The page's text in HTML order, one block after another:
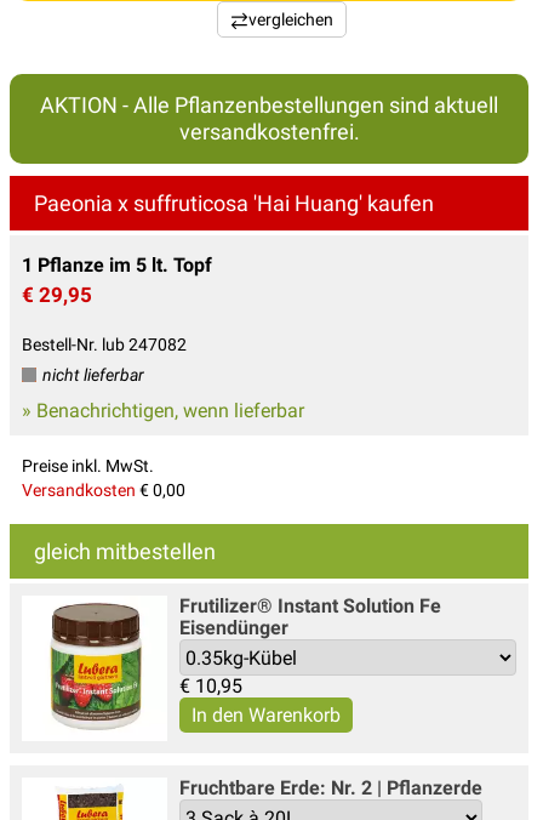
vergleichen
AKTION - Alle Pflanzenbestellungen sind aktuell
versandkostenfrei.
Paeonia x suffruticosa 'Hai Huang' kaufen
1 Pflanze im 5 lt. Topf
€ 29,95
Bestell-Nr. lub 247082
nicht lieferbar
» Benachrichtigen, wenn lieferbar
Preise inkl. MwSt.
Versandkosten € 0,00
gleich mitbestellen
Frutilizer® Instant Solution Fe
Eisendünger
€ 10,95
Fruchtbare Erde: Nr. 2 | Pflanzerde